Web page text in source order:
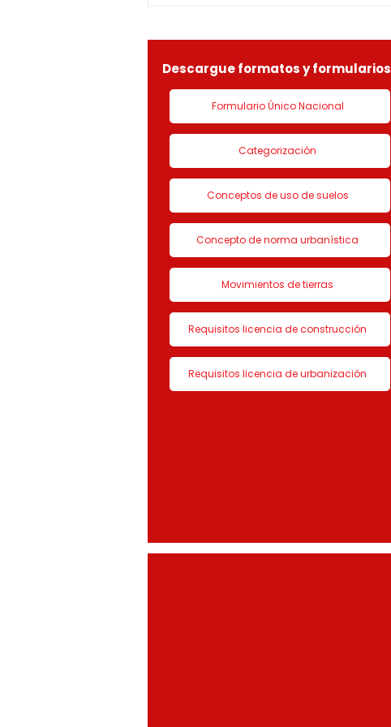
LICENCIA DE CON
Descargue formatos y formularios
Formulario Único Nacional
Categorización
Conceptos de uso de suelos
Concepto de norma urbanística
Movimientos de tierras
Requisitos licencia de construcción
Requisitos licencia de urbanización